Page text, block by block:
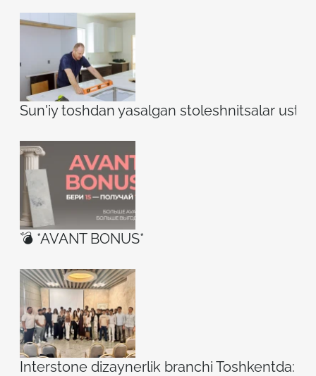
Sun'iy toshdan yasalgan stoleshnitsalar
💣 *AVANT BONUS*
Interstone dizaynerlik branchi Toshkentda: